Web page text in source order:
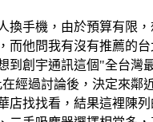
換手機，由於預算有限
而他問我有沒有推薦的
到創宇通訊這個"全台灣
經過討論後，決定來鄰
店找找看，結果這裡陳